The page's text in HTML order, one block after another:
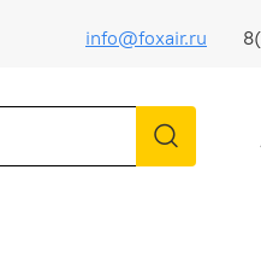
info@foxair.ru